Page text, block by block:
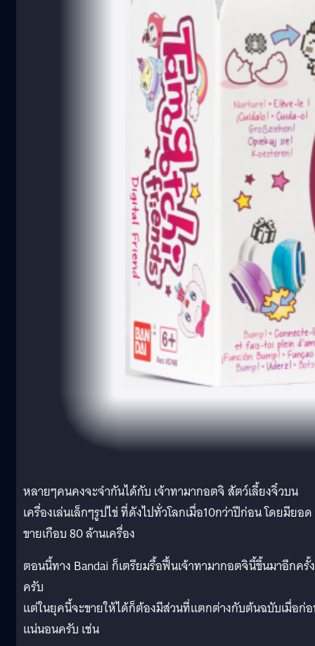
หลายๆคนคงจะจำกันได้กับ เจ้าทามากอตจิ สัตว์เลี้ยงจิ๋วบน
เครื่องเล่นเล็กๆรูปไข่ ที่ดังไปทั่วโลกเมื่อ10กว่าปีก่อน โดยมียอด
ขายเกือบ 80 ล้านเครื่อง
ตอนนี้ทาง Bandai ก็เตรียมรื้อฟื้นเจ้าทามากอตจินี้ขึ้นมาอีกครั้ง
ครับ
แต่ในยุคนี้จะขายให้ได้ก็ต้องมีส่วนที่แตกต่างกับต้นฉบับเมื่อก่
แน่นอนครับ เช่น